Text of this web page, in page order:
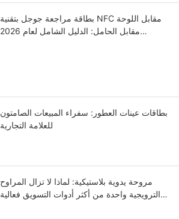
بطاقة مراجعة جوجل بتقنية NFC مقابل اللوحة
مقابل الحامل: الدليل الشامل لعام 2026
بطاقات عينات العطور: سفراء المبيعات الصامتون
للعلامة التجارية
مروحة يدوية بلاستيكية: لماذا لا تزال المراوح
الترويجية واحدة من أكثر أدوات التسويق فعالية